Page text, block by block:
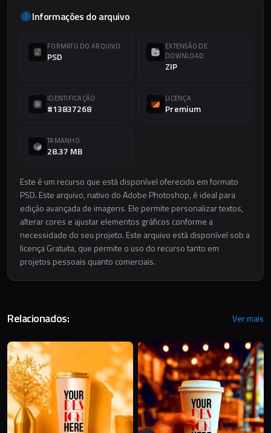
Informações do arquivo
FORMATO DO ARQUIVO
PSD
EXTENSÃO DE
DOWNLOAD
ZIP
IDENTIFICAÇÃO
#13837268
LICENÇA
Premium
TAMANHO
28.37 MB
Este é um recurso que está disponível oferecido em formato
PSD. Este arquivo, nativo do Adobe Photoshop, é ideal para
edição avançada de imagens. Ele permite personalizar textos,
alterar cores e ajustar elementos gráficos conforme a
necessidade do seu projeto. Este arquivo está disponível sob a
licença Gratuita, que permite o uso do recurso tanto em
projetos pessoais quanto comerciais.
Relacionados: Ver mais